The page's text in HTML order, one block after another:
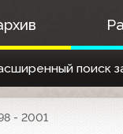
поиск
- 2001